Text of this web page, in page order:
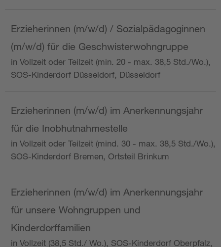
Erzieherinnen (m/w/d) / Sozialpädagoginnen
(m/w/d) für die Geschwisterwohngruppe
in Vollzeit oder Teilzeit (min. 20 - max. 38,5 Std./Wo.),
SOS-Kinderdorf Düsseldorf, Düsseldorf
Erzieherinnen (m/w/d) im Anerkennungsjahr
für die Inobhutnahmestelle
in Vollzeit oder Teilzeit (mind. 30 - max. 38,5 Std./Wo.),
SOS-Kinderdorf Bremen, Ortsteil Brinkum
Erzieherinnen (m/w/d) im Anerkennungsjahr
für unsere Wohngruppen und
Kinderdorffamilien
in Vollzeit (38,5 Std./ Wo.), SOS-Kinderdorf Oberpfalz,